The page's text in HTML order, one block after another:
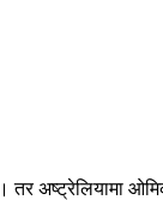
तर अष्ट्रेलियामा